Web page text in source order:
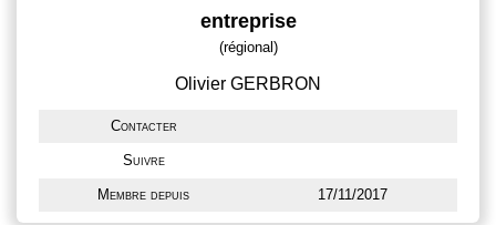
entreprise
(régional)
Olivier GERBRON
Contacter
Suivre
Membre depuis 17/11/2017